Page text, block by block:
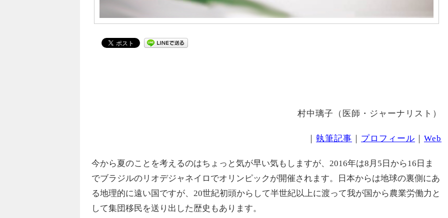
村中璃子（医師・ジャーナリスト）
｜ 執筆記事 ｜ プロフィール ｜ Web
今から夏のことを考えるのはちょっと気が早い気もしますが、2016年は8月5日から16日ま
でブラジルのリオデジャネイロでオリンピックが開催されます。日本からは地球の裏側にあ
る地理的に遠い国ですが、20世紀初頭からして半世紀以上に渡って我が国から農業労働力と
して集団移民を送り出した歴史もあります。